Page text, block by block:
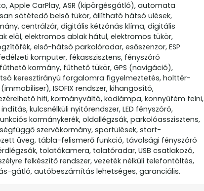
Apple CarPlay, ASR (kipörgésgátló), automata
sötétedő belső tükör, állítható hátsó ülések,
centrálzár, digitális kétzónás klíma, digitális
elöl, elektromos ablak hátul, elektromos tükör,
első-hátsó parkolóradar, esőszenzor, ESP
komputer, fékasszisztens, fényszóró
kormány, fűthető tükör, GPS (navigáció),
keresztirányú forgalomra figyelmeztetés, holttér-
ISOFIX rendszer, kihangosító,
hifi, kormányváltó, ködlámpa, könnyűfém felni,
kulcsnélküli nyitórendszer, LED fényszóró,
kormánykerék, oldallégzsák, parkolóasszisztens,
szervókormány, sportülések, start-
üveg, tábla-felismerő funkció, távolsági fényszóró
tolatókamera, tolatóradar, USB csatlakozó,
felkészítő rendszer, vezeték nélküli telefontöltés,
gátló, autóbeszámítás lehetséges, garanciális.